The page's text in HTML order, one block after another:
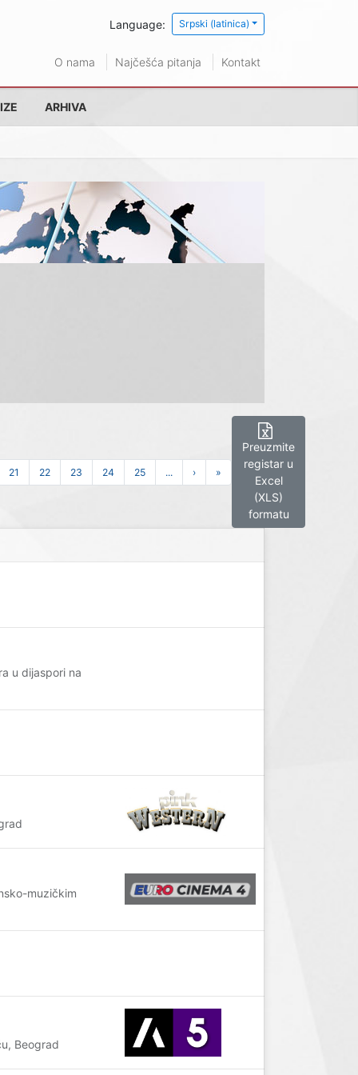
Language: Srpski (latinica)
O nama Najčešća pitanja Kontakt
ARHIVA
21 22 23 24 25 ... › »
Preuzmite
registar u
Excel
(XLS)
formatu
u dijaspori na
muzičkim
Beograd